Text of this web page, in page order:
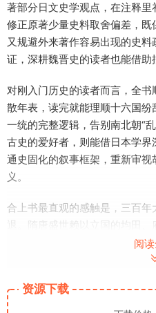
著部分日文史学观点，在注释里
修正原著少量史料取舍偏差，既
又规避外来著作容易出现的史
证，深耕魏晋史的读者也能借助
对刚入门历史的读者而言，全
散年表，读完就能理顺十六国
一统的完整逻辑，告别南北朝“
古史的爱好者，则能借日本学
通史固化的叙事框架，重新审
义。
合上书最直观的感触是，三百
退。隋唐盛世赖以立国的均田
北朝的乱世磨合之中。想读懂
与南北朝边界的作品，是绕不开
阅
资源下载